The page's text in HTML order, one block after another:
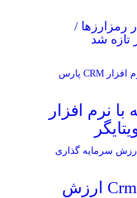
رمزارزها /
تازه شد
نرم افزار
آیا نرم افزار Crm ارزش